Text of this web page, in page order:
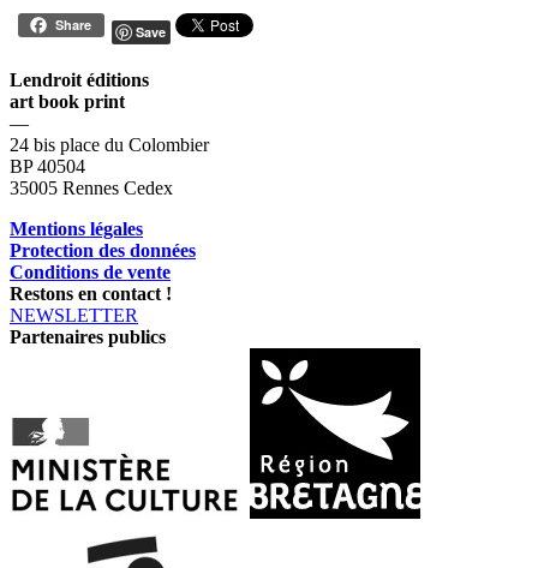
Share Save
Lendroit éditions
art book print
—
24 bis place du Colombier
BP 40504
35005 Rennes Cedex
Mentions légales
Protection des données
Conditions de vente
Restons en contact !
NEWSLETTER
Partenaires publics